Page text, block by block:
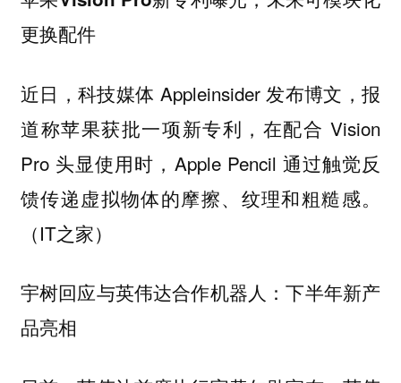
更换配件
近日，科技媒体 Appleinsider 发布博文，报
道称苹果获批一项新专利，在配合 Vision
Pro 头显使用时，Apple Pencil 通过触觉反
馈传递虚拟物体的摩擦、纹理和粗糙感。
（IT之家）
宇树回应与英伟达合作机器人：下半年新产
品亮相